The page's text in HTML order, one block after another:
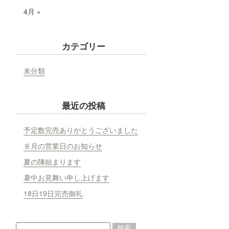
4月 »
カテゴリー
未分類
最近の投稿
予定数完売ありがとうございました
８月の営業日のお知らせ
夏の陣始まります
暑中お見舞い申し上げます
18日19日完売御礼